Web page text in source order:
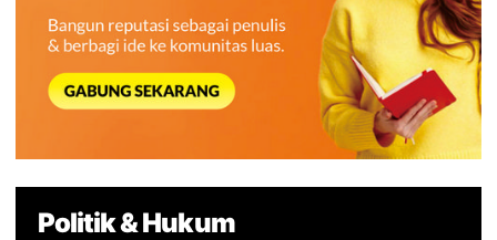
Politik & Hukum